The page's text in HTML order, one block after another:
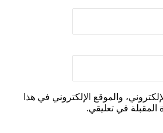
والموقع الإلكتروني في هذا
في تعليقي.